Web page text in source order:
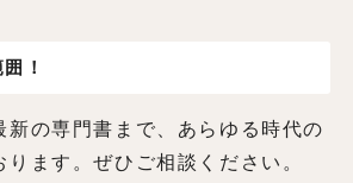
！
新の専門書まで、あらゆる時代の
ます。ぜひご相談ください。